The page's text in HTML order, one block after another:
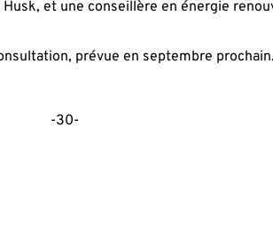
et une conseillère en énergie
prévue en septembre prochain.
-30-